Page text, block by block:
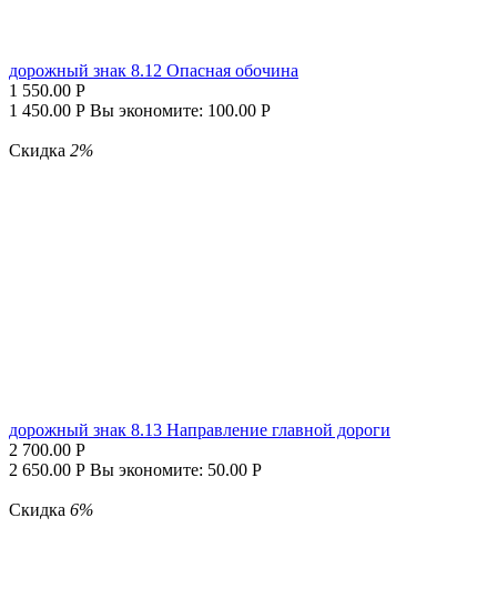
дорожный знак 8.12 Опасная обочина
1 550.00 Р
1 450.00 Р Вы экономите: 100.00 Р
Скидка 2%
дорожный знак 8.13 Направление главной дороги
2 700.00 Р
2 650.00 Р Вы экономите: 50.00 Р
Скидка 6%